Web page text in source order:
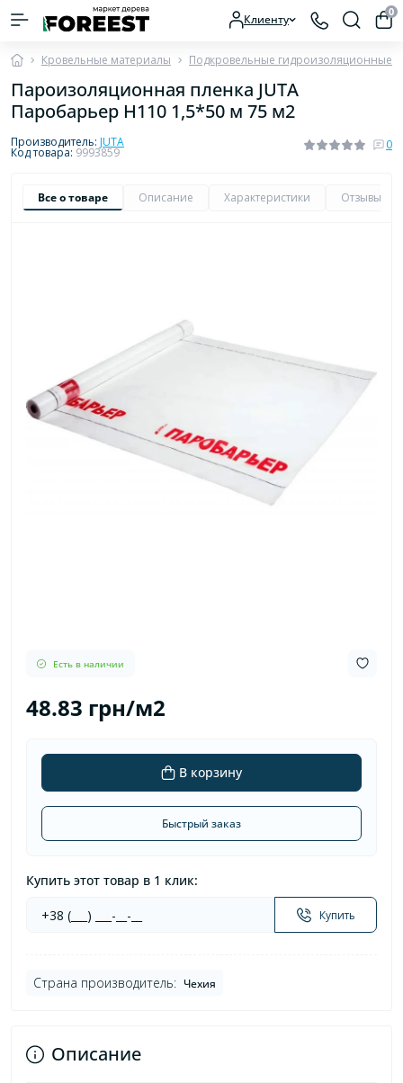
Клиенту 0
Кровельные материалы Подкровельные гидроизоляционные
Пароизоляционная пленка JUTA
Паробарьер H110 1,5*50 м 75 м2
Производитель: JUTA
Код товара: 9993859
0
Все о товаре Описание Характеристики Отзывы
Есть в наличии
48.83 грн/м2
В корзину
Быстрый заказ
Купить этот товар в 1 клик:
Купить
Страна производитель: Чехия
Описание